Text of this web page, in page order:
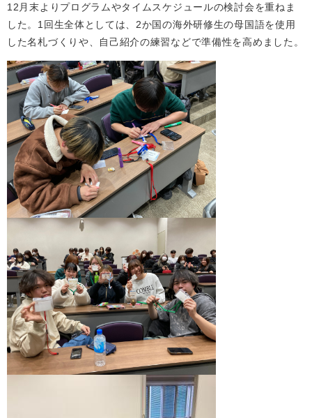
12月末よりプログラムやタイムスケジュールの検討会を重ねま
した。1回生全体としては、2か国の海外研修生の母国語を使用
した名札づくりや、自己紹介の練習などで準備性を高めました。